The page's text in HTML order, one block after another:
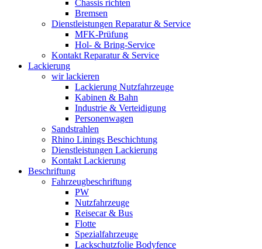
Chassis richten
Bremsen
Dienstleistungen Reparatur & Service
MFK-Prüfung
Hol- & Bring-Service
Kontakt Reparatur & Service
Lackierung
wir lackieren
Lackierung Nutzfahrzeuge
Kabinen & Bahn
Industrie & Verteidigung
Personenwagen
Sandstrahlen
Rhino Linings Beschichtung
Dienstleistungen Lackierung
Kontakt Lackierung
Beschriftung
Fahrzeugbeschriftung
PW
Nutzfahrzeuge
Reisecar & Bus
Flotte
Spezialfahrzeuge
Lackschutzfolie Bodyfence